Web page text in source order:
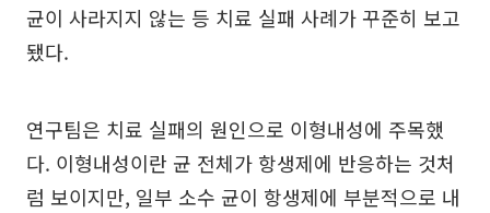
균이 사라지지 않는 등 치료 실패 사례가 꾸준히 보고
됐다.
연구팀은 치료 실패의 원인으로 이형내성에 주목했
다. 이형내성이란 균 전체가 항생제에 반응하는 것처
럼 보이지만, 일부 소수 균이 항생제에 부분적으로 내